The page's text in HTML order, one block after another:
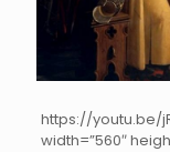
https://youtu.be/
width=”560″